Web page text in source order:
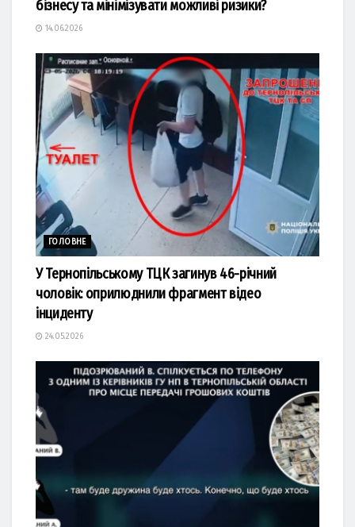
бізнесу та мінімізувати можливі ризики?
14.06.2026
ГОЛОВНЕ
У Тернопільському ТЦК загинув 46-річний
чоловік: оприлюднили фрагмент відео
інциденту
24.05.2026